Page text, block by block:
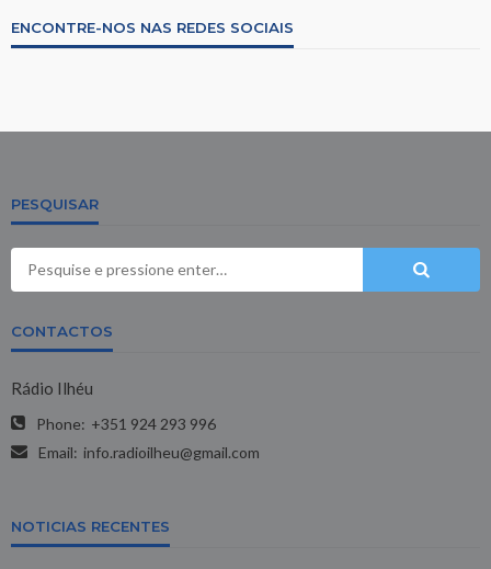
ENCONTRE-NOS NAS REDES SOCIAIS
PESQUISAR
CONTACTOS
Rádio Ilhéu
Phone: +351 924 293 996
Email: info.radioilheu@gmail.com
NOTICIAS RECENTES